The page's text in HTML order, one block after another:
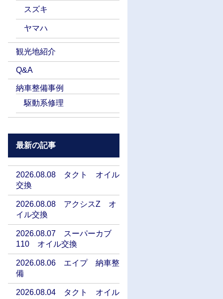
スズキ
ヤマハ
観光地紹介
Q&A
納車整備事例
駆動系修理
最新の記事
2026.08.08 タクト オイル
交換
2026.08.08 アクシスZ オ
イル交換
2026.08.07 スーパーカブ
110 オイル交換
2026.08.06 エイプ 納車整
備
2026.08.04 タクト オイル